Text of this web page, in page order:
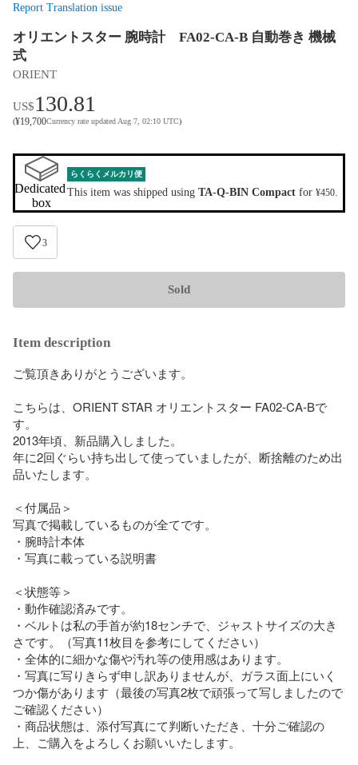
Report Translation issue
オリエントスター 腕時計 FA02-CA-B 自動巻き 機械
式
ORIENT
US$130.81
(¥19,700Currency rate updated Aug 7, 02:10 UTC)
Dedicated
box
らくらくメルカリ便
This item was shipped using TA-Q-BIN Compact for ¥450.
3
Sold
Item description
ご覧頂きありがとうございます。
こちらは、ORIENT STAR オリエントスター FA02-CA-Bで
す。
2013年頃、新品購入しました。
年に2回ぐらい持ち出して使っていましたが、断捨離のため出
品いたします。
＜付属品＞
写真で掲載しているものが全てです。
・腕時計本体
・写真に載っている説明書
＜状態等＞
・動作確認済みです。
・ベルトは私の手首が約18センチで、ジャストサイズの大き
さです。（写真11枚目を参考にしてください）
・全体的に細かな傷や汚れ等の使用感はあります。
・写真に写りきらず申し訳ありませんが、ガラス面上にいく
つか傷があります（最後の写真2枚で頑張って写しましたので
ご確認ください）
・商品状態は、添付写真にて判断いただき、十分ご確認の
上、ご購入をよろしくお願いいたします。